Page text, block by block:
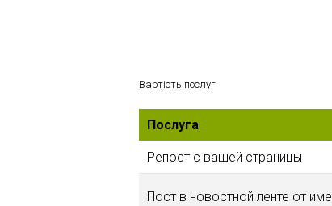
Вартість послуг
Послуга
Репост с вашей страницы
Пост в новостной ленте от